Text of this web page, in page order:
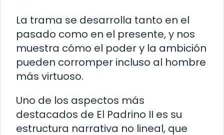
La trama se desarrolla tanto en el
pasado como en el presente, y nos
muestra cómo el poder y la ambición
pueden corromper incluso al hombre
más virtuoso.
Uno de los aspectos más
destacados de El Padrino II es su
estructura narrativa no lineal, que